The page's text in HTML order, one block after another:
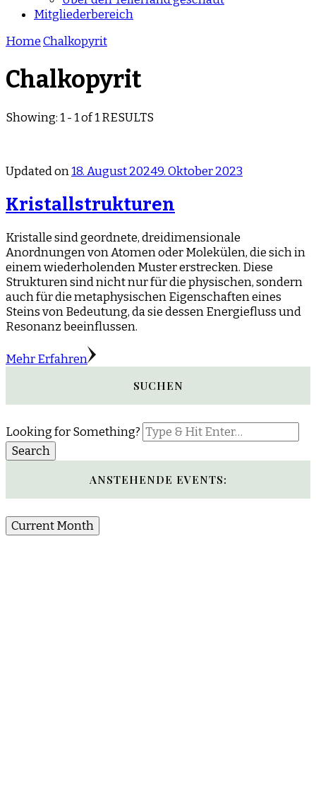
Mitgliederbereich
HomeChalkopyrit
Chalkopyrit
Showing: 1 - 1 of 1 RESULTS
Updated on18. August 20249. Oktober 2023
Kristallstrukturen
Kristalle sind geordnete, dreidimensionale
Anordnungen von Atomen oder Molekülen, die sich in
einem wiederholenden Muster erstrecken. Diese
Strukturen sind nicht nur für die physischen, sondern
auch für die metaphysischen Eigenschaften eines
Steins von Bedeutung, da sie dessen Energiefluss und
Resonanz beeinflussen.
Mehr Erfahren
SUCHEN
Looking for Something?
ANSTEHENDE EVENTS:
Current Month